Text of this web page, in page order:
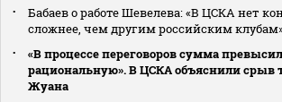
Бабаев о работе Шевелева: «В ЦСКА нет
сложнее, чем другим российским
«В процессе переговоров сумма
рациональную». В ЦСКА объяснили срыв
Жуана